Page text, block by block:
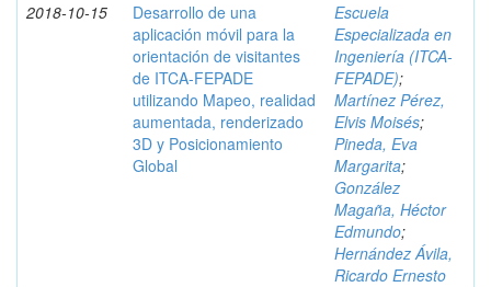
2018-10-15
Desarrollo de una
aplicación móvil para la
orientación de visitantes
de ITCA-FEPADE
utilizando Mapeo, realidad
aumentada, renderizado
3D y Posicionamiento
Global
Escuela
Especializada en
Ingeniería (ITCA-
FEPADE);
Martínez Pérez,
Elvis Moisés;
Pineda, Eva
Margarita;
González
Magaña, Héctor
Edmundo;
Hernández Ávila,
Ricardo Ernesto